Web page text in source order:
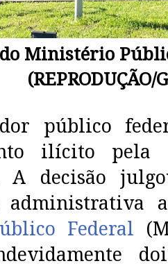
do Ministério
(REPRODUÇÃO/
público
ilícito pela
A decisão
administrativa
Federal